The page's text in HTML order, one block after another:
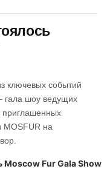
ключевых событий
гала шоу ведущих
приглашенных
MOSFUR на